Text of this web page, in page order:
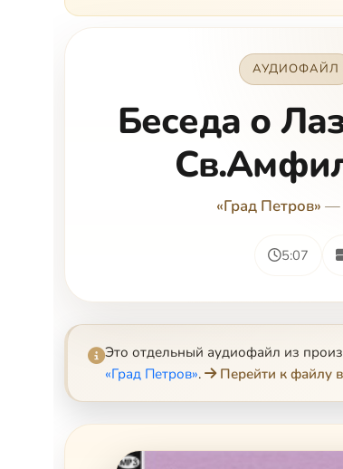
АУДИОФАЙЛ
Беседа о
«Град Петров» —
5:07
Это отдельный аудиофайл из
«Град Петров». Перейти к файлу